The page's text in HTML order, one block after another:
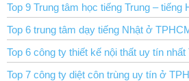
Top 9 Trung tâm học tiếng Trung – tiếng
Top 6 trung tâm dạy tiếng Nhật ở
Top 6 công ty thiết kế nội thất uy tín nhất
Top 7 công ty diệt côn trùng uy tín ở